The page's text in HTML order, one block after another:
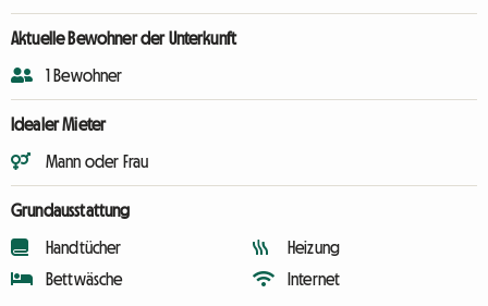
Aktuelle Bewohner der Unterkunft
1 Bewohner
Idealer Mieter
Mann oder Frau
Grundausstattung
Handtücher
Bettwäsche
Heizung
Internet